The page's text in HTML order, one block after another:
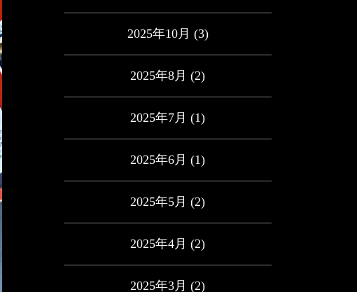
2025年10月 (3)
2025年8月 (2)
2025年7月 (1)
2025年6月 (1)
2025年5月 (2)
2025年4月 (2)
2025年3月 (2)